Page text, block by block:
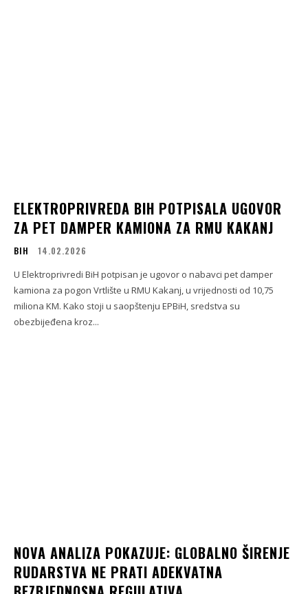
ELEKTROPRIVREDA BIH POTPISALA UGOVOR
ZA PET DAMPER KAMIONA ZA RMU KAKANJ
BIH 14.02.2026
U Elektroprivredi BiH potpisan je ugovor o nabavci pet damper
kamiona za pogon Vrtlište u RMU Kakanj, u vrijednosti od 10,75
miliona KM. Kako stoji u saopštenju EPBiH, sredstva su
obezbijeđena kroz...
NOVA ANALIZA POKAZUJE: GLOBALNO ŠIRENJE
RUDARSTVA NE PRATI ADEKVATNA